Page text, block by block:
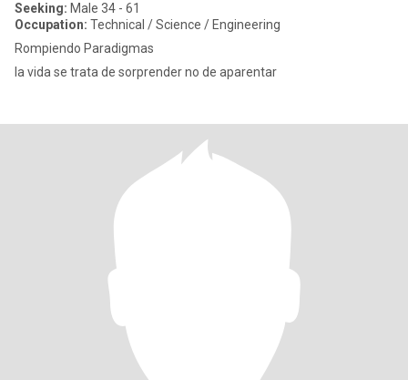
Seeking: Male 34 - 61
Occupation: Technical / Science / Engineering
Rompiendo Paradigmas
la vida se trata de sorprender no de aparentar